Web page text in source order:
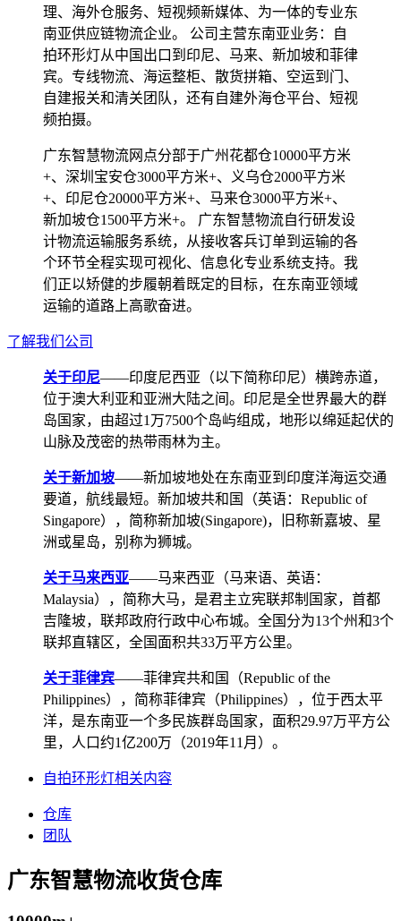
理、海外仓服务、短视频新媒体、为一体的专业东
南亚供应链物流企业。 公司主营东南亚业务：自
拍环形灯从中国出口到印尼、马来、新加坡和菲律
宾。专线物流、海运整柜、散货拼箱、空运到门、
自建报关和清关团队，还有自建外海仓平台、短视
频拍摄。
广东智慧物流网点分部于广州花都仓10000平方米
+、深圳宝安仓3000平方米+、义乌仓2000平方米
+、印尼仓20000平方米+、马来仓3000平方米+、
新加坡仓1500平方米+。 广东智慧物流自行研发设
计物流运输服务系统，从接收客兵订单到运输的各
个环节全程实现可视化、信息化专业系统支持。我
们正以矫健的步履朝着既定的目标，在东南亚领域
运输的道路上高歌奋进。
了解我们公司
关于印尼——印度尼西亚（以下简称印尼）横跨赤道，
位于澳大利亚和亚洲大陆之间。印尼是全世界最大的群
岛国家，由超过1万7500个岛屿组成，地形以绵延起伏的
山脉及茂密的热带雨林为主。
关于新加坡——新加坡地处在东南亚到印度洋海运交通
要道，航线最短。新加坡共和国（英语：Republic of
Singapore），简称新加坡(Singapore)，旧称新嘉坡、星
洲或星岛，别称为狮城。
关于马来西亚——马来西亚（马来语、英语：
Malaysia），简称大马，是君主立宪联邦制国家，首都
吉隆坡，联邦政府行政中心布城。全国分为13个州和3个
联邦直辖区，全国面积共33万平方公里。
关于菲律宾——菲律宾共和国（Republic of the
Philippines），简称菲律宾（Philippines），位于西太平
洋，是东南亚一个多民族群岛国家，面积29.97万平方公
里，人口约1亿200万（2019年11月）。
自拍环形灯相关内容
仓库
团队
广东智慧物流收货仓库